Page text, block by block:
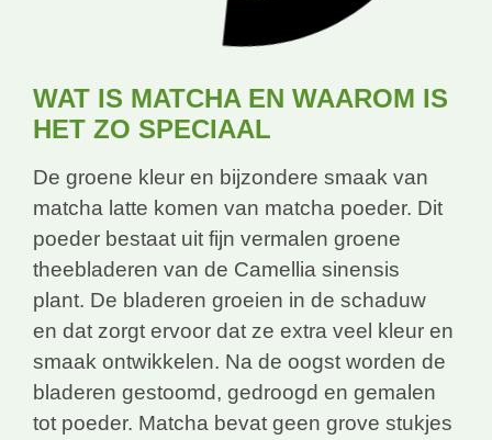
WAT IS MATCHA EN WAAROM IS
HET ZO SPECIAAL
De groene kleur en bijzondere smaak van
matcha latte komen van matcha poeder. Dit
poeder bestaat uit fijn vermalen groene
theebladeren van de Camellia sinensis
plant. De bladeren groeien in de schaduw
en dat zorgt ervoor dat ze extra veel kleur en
smaak ontwikkelen. Na de oogst worden de
bladeren gestoomd, gedroogd en gemalen
tot poeder. Matcha bevat geen grove stukjes